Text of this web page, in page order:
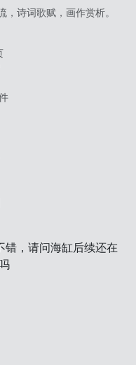
诗词歌赋，画作赏析。
错，请问海缸后续还在